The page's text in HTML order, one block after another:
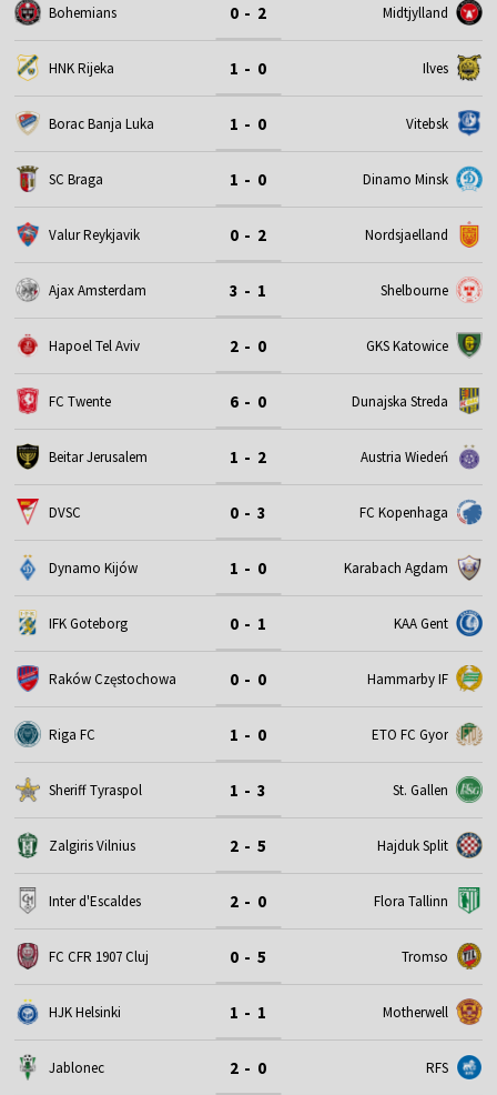
Bohemians 0 - 2 Midtjylland
HNK Rijeka 1 - 0 Ilves
Borac Banja Luka 1 - 0 Vitebsk
SC Braga 1 - 0 Dinamo Minsk
Valur Reykjavik 0 - 2 Nordsjaelland
Ajax Amsterdam 3 - 1 Shelbourne
Hapoel Tel Aviv 2 - 0 GKS Katowice
FC Twente 6 - 0 Dunajska Streda
Beitar Jerusalem 1 - 2 Austria Wiedeń
DVSC 0 - 3 FC Kopenhaga
Dynamo Kijów 1 - 0 Karabach Agdam
IFK Goteborg 0 - 1 KAA Gent
Raków Częstochowa 0 - 0 Hammarby IF
Riga FC 1 - 0 ETO FC Gyor
Sheriff Tyraspol 1 - 3 St. Gallen
Zalgiris Vilnius 2 - 5 Hajduk Split
Inter d'Escaldes 2 - 0 Flora Tallinn
FC CFR 1907 Cluj 0 - 5 Tromso
HJK Helsinki 1 - 1 Motherwell
Jablonec 2 - 0 RFS